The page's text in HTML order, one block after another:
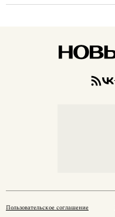
Пользовательское соглашение